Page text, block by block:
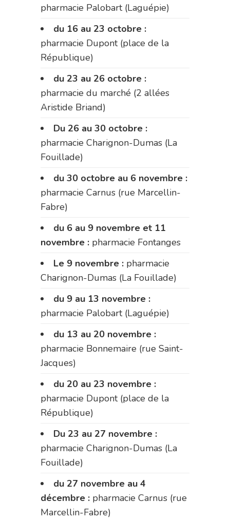
pharmacie Palobart (Laguépie)
du 16 au 23 octobre :
pharmacie Dupont (place de la
République)
du 23 au 26 octobre :
pharmacie du marché (2 allées
Aristide Briand)
Du 26 au 30 octobre :
pharmacie Charignon-Dumas (La
Fouillade)
du 30 octobre au 6 novembre :
pharmacie Carnus (rue Marcellin-
Fabre)
du 6 au 9 novembre et 11
novembre : pharmacie Fontanges
Le 9 novembre : pharmacie
Charignon-Dumas (La Fouillade)
du 9 au 13 novembre :
pharmacie Palobart (Laguépie)
du 13 au 20 novembre :
pharmacie Bonnemaire (rue Saint-
Jacques)
du 20 au 23 novembre :
pharmacie Dupont (place de la
République)
Du 23 au 27 novembre :
pharmacie Charignon-Dumas (La
Fouillade)
du 27 novembre au 4
décembre : pharmacie Carnus (rue
Marcellin-Fabre)